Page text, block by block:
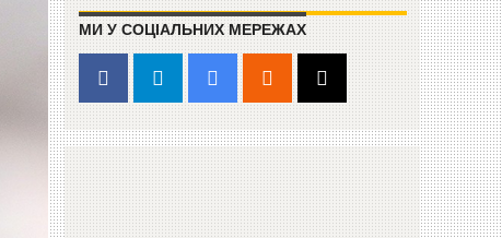
МИ У СОЦІАЛЬНИХ МЕРЕЖАХ